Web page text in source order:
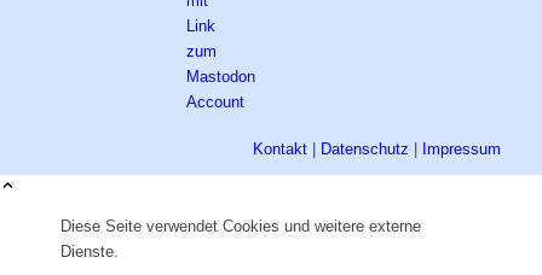
Kontakt Datenschutz Impressum
Diese Seite verwendet Cookies und weitere externe
Dienste.